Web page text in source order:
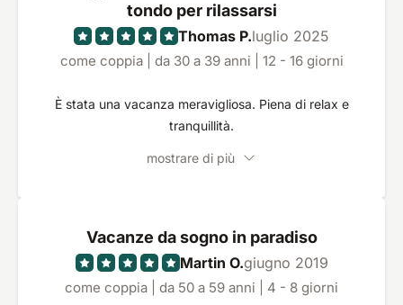
tondo per rilassarsi
Thomas P.luglio 2025
come coppia | da 30 a 39 anni | 12 - 16 giorni
È stata una vacanza meravigliosa. Piena di relax e
tranquillità.
mostrare di più
Vacanze da sogno in paradiso
Martin O.giugno 2019
come coppia | da 50 a 59 anni | 4 - 8 giorni